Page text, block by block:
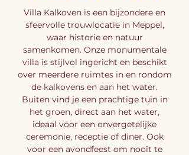
Villa Kalkoven is een bijzondere en
sfeervolle trouwlocatie in Meppel,
waar historie en natuur
samenkomen. Onze monumentale
villa is stijlvol ingericht en beschikt
over meerdere ruimtes in en rondom
de kalkovens en aan het water.
Buiten vind je een prachtige tuin in
het groen, direct aan het water,
ideaal voor een onvergetelijke
ceremonie, receptie of diner. Ook
voor een avondfeest om nooit te